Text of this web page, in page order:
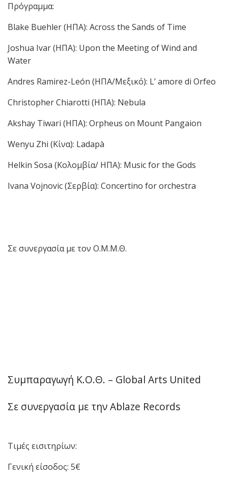
Πρόγραμμα:
Blake Buehler (ΗΠΑ): Across the Sands of Time
Joshua Ivar (ΗΠΑ): Upon the Meeting of Wind and
Water
Andres Ramirez-León (ΗΠΑ/Μεξικό): L’ amore di Orfeo
Christopher Chiarotti (ΗΠΑ): Nebula
Akshay Tiwari (ΗΠΑ): Orpheus on Mount Pangaion
Wenyu Zhi (Κίνα): Ladapà
Helkin Sosa (Κολομβία/ ΗΠΑ): Music for the Gods
Ivana Vojnovic (Σερβία): Concertino for orchestra
Σε συνεργασία με τον Ο.Μ.Μ.Θ.
Συμπαραγωγή Κ.Ο.Θ. – Global Arts United
Σε συνεργασία με την Ablaze Records
Τιμές εισιτηρίων:
Γενική είσοδος: 5€